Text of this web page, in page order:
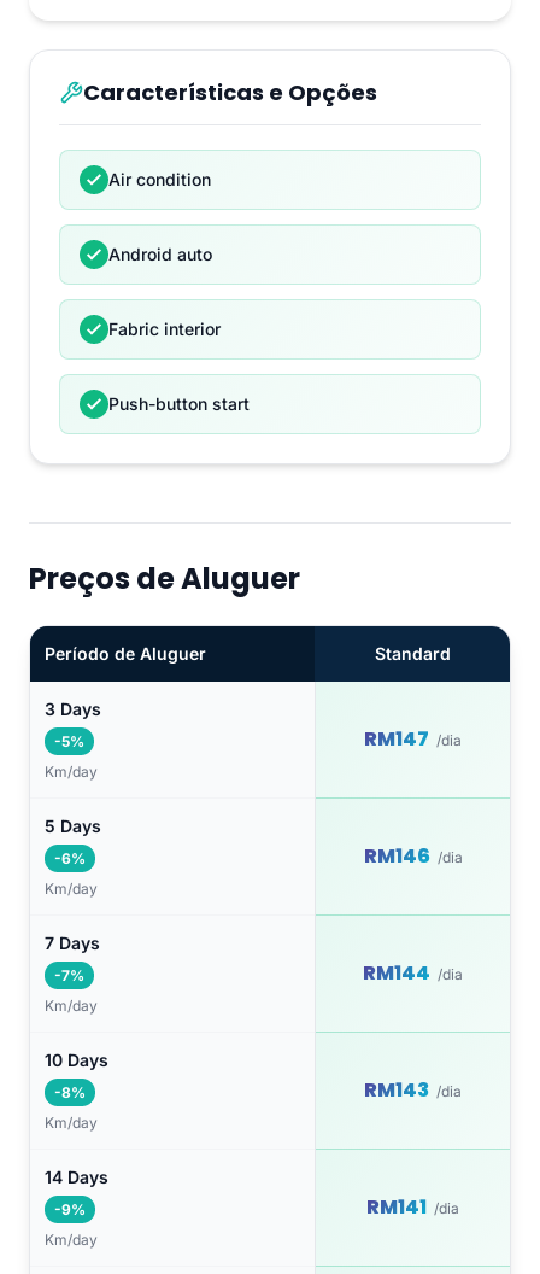
Características e Opções
Air condition
Android auto
Fabric interior
Push-button start
Preços de Aluguer
Período de Aluguer Standard
3 Days
-5%
Km/day
RM147 /dia
5 Days
-6%
Km/day
RM146 /dia
7 Days
-7%
Km/day
RM144 /dia
10 Days
-8%
Km/day
RM143 /dia
14 Days
-9%
Km/day
RM141 /dia